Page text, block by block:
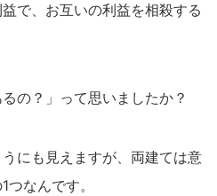
で、お互いの利益を相殺する
の？」って思いましたか？
にも見えますが、両建ては意
なんです。